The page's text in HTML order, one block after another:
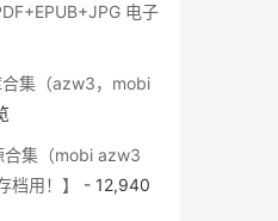
电子
集（azw3，mobi
合集（mobi azw3
用！】
- 12,940